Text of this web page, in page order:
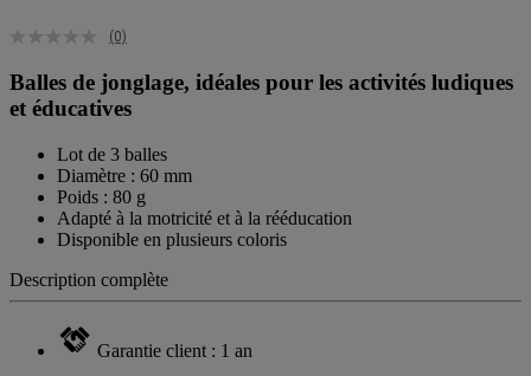
(0)
Balles de jonglage, idéales pour les activités ludiques
et éducatives
Lot de 3 balles
Diamètre : 60 mm
Poids : 80 g
Adapté à la motricité et à la rééducation
Disponible en plusieurs coloris
Description complète
Garantie client : 1 an